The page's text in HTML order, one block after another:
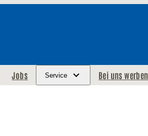
Jobs Service Bei uns werben